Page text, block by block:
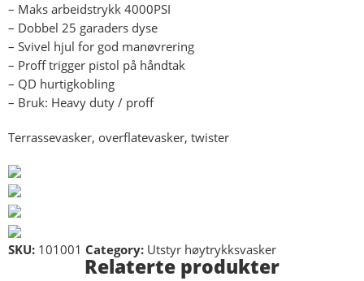
– Maks arbeidstrykk 4000PSI
– Dobbel 25 garaders dyse
– Svivel hjul for god manøvrering
– Proff trigger pistol på håndtak
– QD hurtigkobling
– Bruk: Heavy duty / proff
Terrassevasker, overflatevasker, twister
SKU: 101001 Category: Utstyr høytrykksvasker
Relaterte produkter